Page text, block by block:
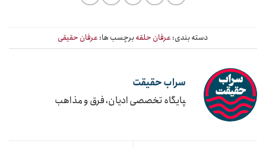
دسته بندی: عرفان حلقهبرچسب ها: عرفان حقیقی
سراب حقیقت
‍پایگاه تخصصی ادیان، فرق و مذاهب